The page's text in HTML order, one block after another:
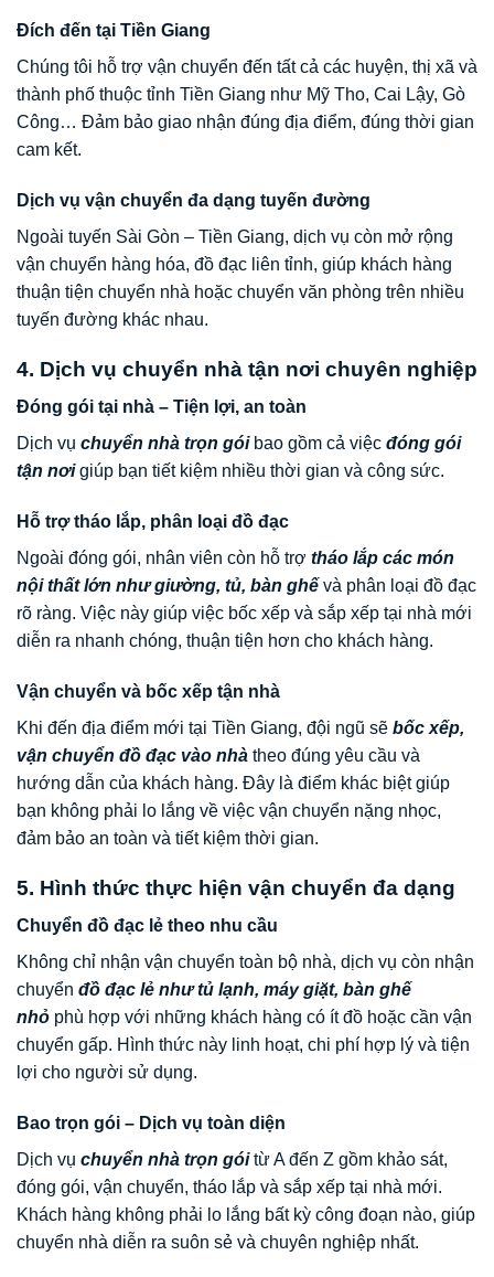
Đích đến tại Tiền Giang
Chúng tôi hỗ trợ vận chuyển đến tất cả các huyện, thị xã và
thành phố thuộc tỉnh Tiền Giang như Mỹ Tho, Cai Lậy, Gò
Công… Đảm bảo giao nhận đúng địa điểm, đúng thời gian
cam kết.
Dịch vụ vận chuyển đa dạng tuyến đường
Ngoài tuyến Sài Gòn – Tiền Giang, dịch vụ còn mở rộng
vận chuyển hàng hóa, đồ đạc liên tỉnh, giúp khách hàng
thuận tiện chuyển nhà hoặc chuyển văn phòng trên nhiều
tuyến đường khác nhau.
4. Dịch vụ chuyển nhà tận nơi chuyên nghiệp
Đóng gói tại nhà – Tiện lợi, an toàn
Dịch vụ chuyển nhà trọn góibao gồm cả việc đóng gói
tận nơigiúp bạn tiết kiệm nhiều thời gian và công sức.
Hỗ trợ tháo lắp, phân loại đồ đạc
Ngoài đóng gói, nhân viên còn hỗ trợ tháo lắp các món
nội thất lớn như giường, tủ, bàn ghế và phân loại đồ đạc
rõ ràng. Việc này giúp việc bốc xếp và sắp xếp tại nhà mới
diễn ra nhanh chóng, thuận tiện hơn cho khách hàng.
Vận chuyển và bốc xếp tận nhà
Khi đến địa điểm mới tại Tiền Giang, đội ngũ sẽ bốc xếp,
vận chuyển đồ đạc vào nhà theo đúng yêu cầu và
hướng dẫn của khách hàng. Đây là điểm khác biệt giúp
bạn không phải lo lắng về việc vận chuyển nặng nhọc,
đảm bảo an toàn và tiết kiệm thời gian.
5. Hình thức thực hiện vận chuyển đa dạng
Chuyển đồ đạc lẻ theo nhu cầu
Không chỉ nhận vận chuyển toàn bộ nhà, dịch vụ còn nhận
chuyển đồ đạc lẻ như tủ lạnh, máy giặt, bàn ghế
nhỏ phù hợp với những khách hàng có ít đồ hoặc cần vận
chuyển gấp. Hình thức này linh hoạt, chi phí hợp lý và tiện
lợi cho người sử dụng.
Bao trọn gói – Dịch vụ toàn diện
Dịch vụ chuyển nhà trọn góitừ A đến Z gồm khảo sát,
đóng gói, vận chuyển, tháo lắp và sắp xếp tại nhà mới.
Khách hàng không phải lo lắng bất kỳ công đoạn nào, giúp
chuyển nhà diễn ra suôn sẻ và chuyên nghiệp nhất.